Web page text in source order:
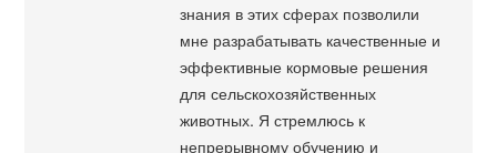
знания в этих сферах позволили
мне разрабатывать качественные и
эффективные кормовые решения
для сельскохозяйственных
животных. Я стремлюсь к
непрерывному обучению и